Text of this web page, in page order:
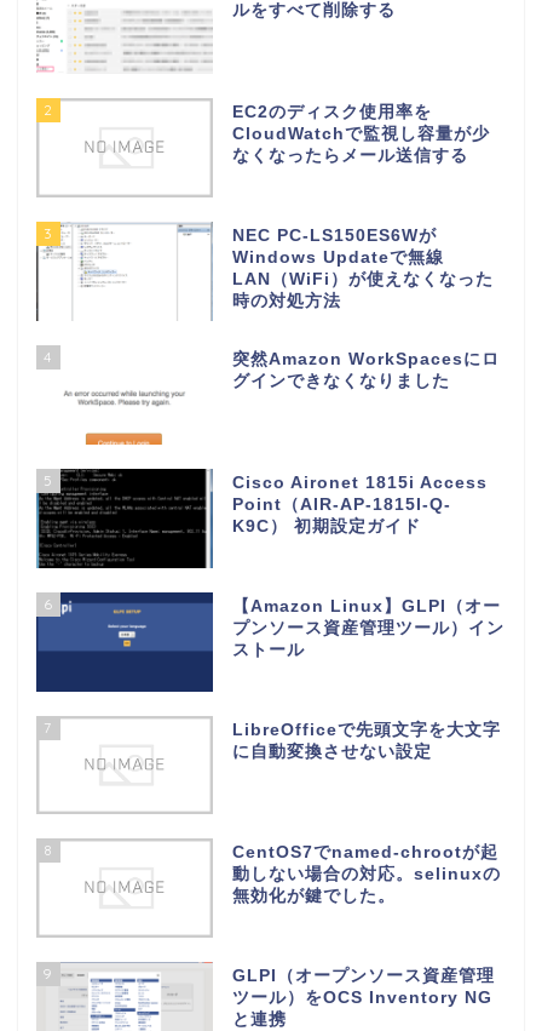
ルをすべて削除する
2
EC2のディスク使用率を
CloudWatchで監視し容量が少
なくなったらメール送信する
3
NEC PC-LS150ES6Wが
Windows Updateで無線
LAN（WiFi）が使えなくなった
時の対処方法
4
突然Amazon WorkSpacesにロ
グインできなくなりました
5
Cisco Aironet 1815i Access
Point（AIR-AP-1815I-Q-
K9C） 初期設定ガイド
6
【Amazon Linux】GLPI（オー
プンソース資産管理ツール）イン
ストール
7
LibreOfficeで先頭文字を大文字
に自動変換させない設定
8
CentOS7でnamed-chrootが起
動しない場合の対応。selinuxの
無効化が鍵でした。
9
GLPI（オープンソース資産管理
ツール）をOCS Inventory NG
と連携